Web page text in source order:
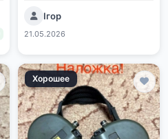
Ігор
21.05.2026
Хорошее